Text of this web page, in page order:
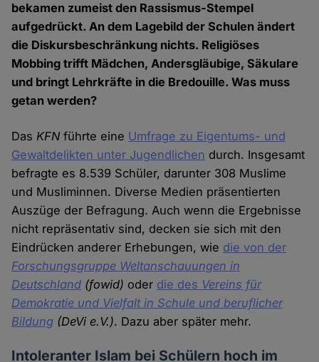
bekamen zumeist den Rassismus-Stempel
aufgedrückt. An dem Lagebild der Schulen ändert
die Diskursbeschränkung nichts. Religiöses
Mobbing trifft Mädchen, Andersgläubige, Säkulare
und bringt Lehrkräfte in die Bredouille. Was muss
getan werden?
DasKFN führte eine Umfrage zu Eigentums- und
Gewaltdelikten unter Jugendlichen durch. Insgesamt
befragte es 8.539 Schüler, darunter 308 Muslime
und Musliminnen. Diverse Medien präsentierten
Auszüge der Befragung. Auch wenn die Ergebnisse
nicht repräsentativ sind, decken sie sich mit den
Eindrücken anderer Erhebungen, wie die von der
Forschungsgruppe Weltanschauungen in
Deutschland (fowid) oder die des Vereins für
Demokratie und Vielfalt in Schule und beruflicher
Bildung (DeVi e.V.). Dazu aber später mehr.
Intoleranter Islam bei Schülern hoch im